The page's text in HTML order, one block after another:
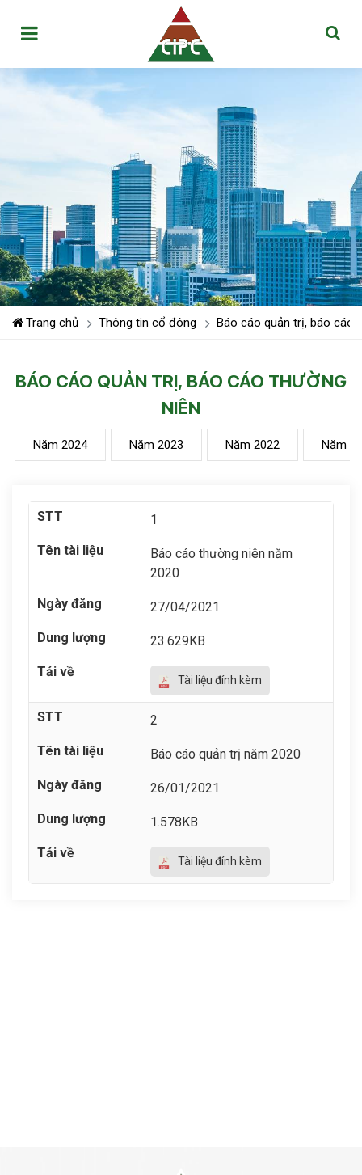
Trang chủ Thông tin cổ đông Báo cáo quản trị, báo cáo
BÁO CÁO QUẢN TRỊ, BÁO CÁO THƯỜNG
NIÊN
Năm 2024 Năm 2023 Năm 2022 Năm
1
Báo cáo thường niên năm
2020
27/04/2021
23.629KB
Tài liệu đính kèm
2
Báo cáo quản trị năm 2020
26/01/2021
1.578KB
Tài liệu đính kèm